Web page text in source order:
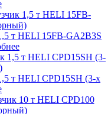
т HELI 15FB-GA2B3S
т HELI CPD15SH (3-х